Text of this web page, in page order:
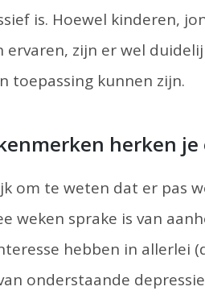
is. Hoewel kinderen,
ervaren, zijn er wel
toepassing kunnen zijn.
herken je
om te weten dat er pas
weken sprake is van
hebben in allerlei
onderstaande